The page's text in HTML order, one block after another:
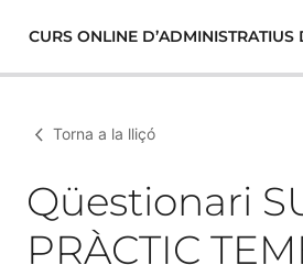
CURS ONLINE
Torna a la lliçó
Qüestionari
PRÀCTIC